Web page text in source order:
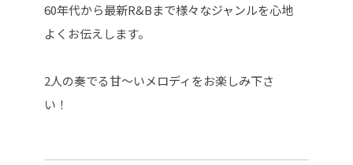
60年代から最新R&Bまで様々なジャンルを心地
よくお伝えします。
2人の奏でる甘〜いメロディをお楽しみ下さ
い！